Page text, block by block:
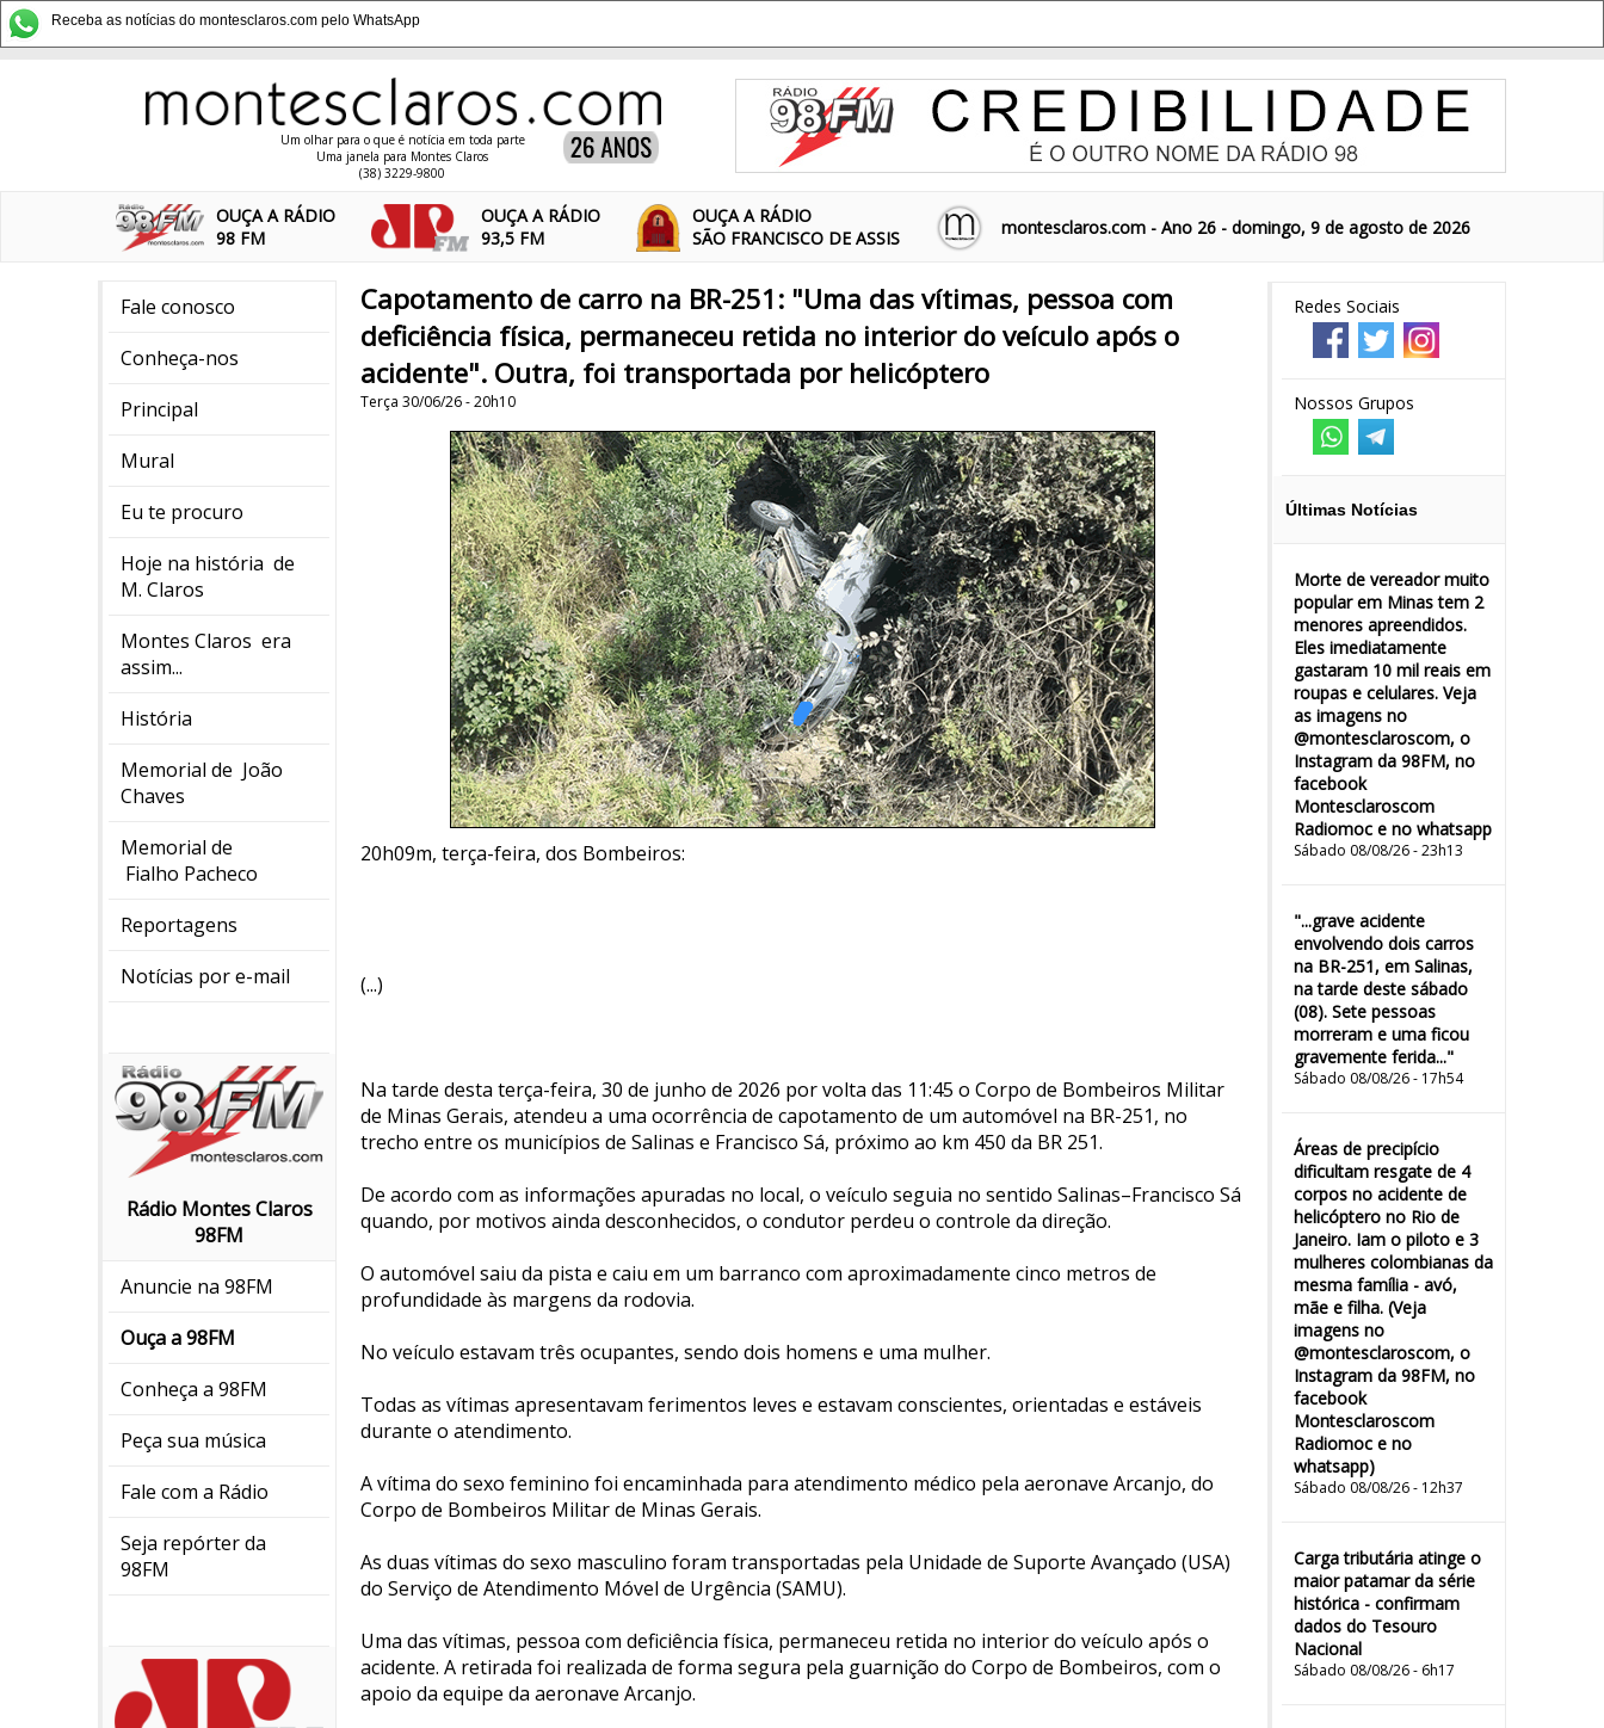
Receba as notícias do montesclaros.com pelo WhatsApp
Um olhar para o que é notícia em toda parte
Uma janela para Montes Claros
(38) 3229-9800
OUÇA A RÁDIO
98 FM
OUÇA A RÁDIO
93,5 FM
OUÇA A RÁDIO
SÃO FRANCISCO DE ASSIS
montesclaros.com - Ano 26 - domingo, 9 de agosto de 2026
Fale conosco
Conheça-nos
Principal
Mural
Eu te procuro
Hoje na história de
M. Claros
Montes Claros era
assim...
História
Memorial de João
Chaves
Memorial de
Fialho Pacheco
Reportagens
Notícias por e-mail
Rádio Montes Claros
98FM
Anuncie na 98FM
Ouça a 98FM
Conheça a 98FM
Peça sua música
Fale com a Rádio
Seja repórter da
98FM
Redes Sociais
Nossos Grupos
Últimas Notícias
Morte de vereador muito
popular em Minas tem 2
menores apreendidos.
Eles imediatamente
gastaram 10 mil reais em
roupas e celulares. Veja
as imagens no
@montesclaroscom, o
Instagram da 98FM, no
facebook
Montesclaroscom
Radiomoc e no whatsapp
Sábado 08/08/26 - 23h13
"...grave acidente
envolvendo dois carros
na BR-251, em Salinas,
na tarde deste sábado
(08). Sete pessoas
morreram e uma ficou
gravemente ferida..."
Sábado 08/08/26 - 17h54
Áreas de precipício
dificultam resgate de 4
corpos no acidente de
helicóptero no Rio de
Janeiro. Iam o piloto e 3
mulheres colombianas da
mesma família - avó,
mãe e filha. (Veja
imagens no
@montesclaroscom, o
Instagram da 98FM, no
facebook
Montesclaroscom
Radiomoc e no
whatsapp)
Sábado 08/08/26 - 12h37
Carga tributária atinge o
maior patamar da série
histórica - confirmam
dados do Tesouro
Nacional
Sábado 08/08/26 - 6h17
Capotamento de carro na BR-251: "Uma das vítimas, pessoa com
deficiência física, permaneceu retida no interior do veículo após o
acidente". Outra, foi transportada por helicóptero
Terça 30/06/26 - 20h10
20h09m, terça-feira, dos Bombeiros:
(...)
Na tarde desta terça-feira, 30 de junho de 2026 por volta das 11:45 o Corpo de Bombeiros Militar
de Minas Gerais, atendeu a uma ocorrência de capotamento de um automóvel na BR-251, no
trecho entre os municípios de Salinas e Francisco Sá, próximo ao km 450 da BR 251.
De acordo com as informações apuradas no local, o veículo seguia no sentido Salinas–Francisco Sá
quando, por motivos ainda desconhecidos, o condutor perdeu o controle da direção.
O automóvel saiu da pista e caiu em um barranco com aproximadamente cinco metros de
profundidade às margens da rodovia.
No veículo estavam três ocupantes, sendo dois homens e uma mulher.
Todas as vítimas apresentavam ferimentos leves e estavam conscientes, orientadas e estáveis
durante o atendimento.
A vítima do sexo feminino foi encaminhada para atendimento médico pela aeronave Arcanjo, do
Corpo de Bombeiros Militar de Minas Gerais.
As duas vítimas do sexo masculino foram transportadas pela Unidade de Suporte Avançado (USA)
do Serviço de Atendimento Móvel de Urgência (SAMU).
Uma das vítimas, pessoa com deficiência física, permaneceu retida no interior do veículo após o
acidente. A retirada foi realizada de forma segura pela guarnição do Corpo de Bombeiros, com o
apoio da equipe da aeronave Arcanjo.